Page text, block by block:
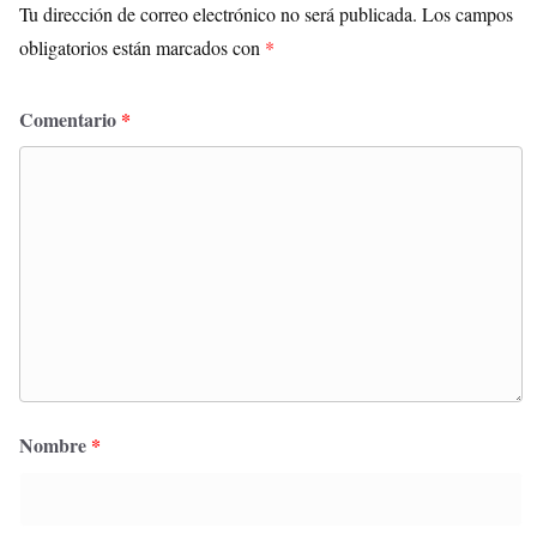
Tu dirección de correo electrónico no será publicada. Los campos
obligatorios están marcados con *
Comentario *
Nombre *